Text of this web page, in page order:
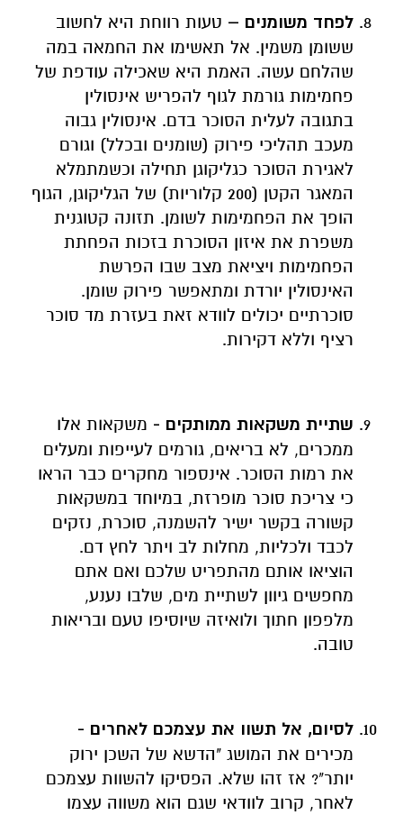
לפחד משומנים – טעות רווחת היא לחשוב
ששומן משמין. אל תאשימו את החמאה במה
שהלחם עשה. האמת היא שאכילה עודפת של
פחמימות גורמת לגוף להפריש אינסולין
בתגובה לעלית הסוכר בדם. אינסולין גבוה
מעכב תהליכי פירוק (שומנים ובכלל) וגורם
לאגירת הסוכר כגליקוגן תחילה וכשמתמלא
המאגר הקטן (200 קלוריות) של הגליקוגן, הגוף
הופך את הפחמימות לשומן. תזונה קטוגנית
משפרת את איזון הסוכרת בזכות הפחתת
הפחמימות ויציאת מצב שבו הפרשת
האינסולין יורדת ומתאפשר פירוק שומן.
סוכרתיים יכולים לוודא זאת בעזרת מד סוכר
רציף וללא דקירות.
שתיית משקאות ממותקים - משקאות אלו
ממכרים, לא בריאים, גורמים לעייפות ומעלים
את רמות הסוכר. אינספור מחקרים כבר הראו
כי צריכת סוכר מופרזת, במיוחד במשקאות
קשורה בקשר ישיר להשמנה, סוכרת, נזקים
לכבד ולכליות, מחלות לב ויתר לחץ דם.
הוציאו אותם מהתפריט שלכם ואם אתם
מחפשים גיוון לשתיית מים, שלבו נענע,
מלפפון חתוך ולואיזה שיוסיפו טעם ובריאות
טובה.
לסיום, אל תשוו את עצמכם לאחרים -
מכירים את המושג "הדשא של השכן ירוק
יותר"? אז זהו שלא. הפסיקו להשוות עצמכם
לאחר, קרוב לוודאי שגם הוא משווה עצמו